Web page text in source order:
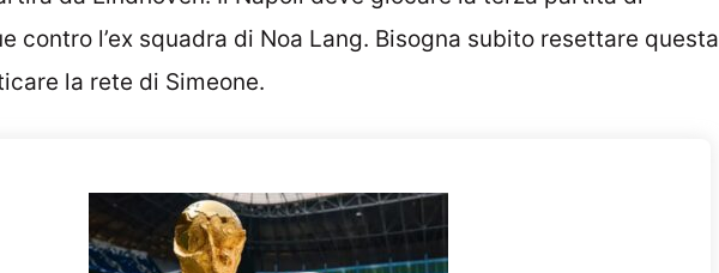
contro l’ex squadra di Noa Lang. Bisogna subito resettare questa
la rete di Simeone.